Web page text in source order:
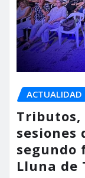
ACTUALIDAD
Tributos,
sesiones
segundo
Lluna de